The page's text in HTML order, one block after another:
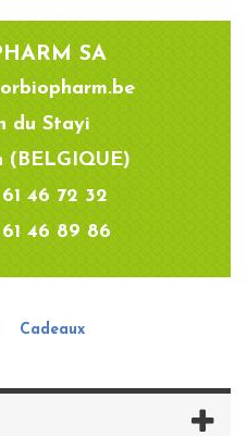
SA
du Stayi
(BELGIQUE)
46 72 32
46 89 86
Cadeaux